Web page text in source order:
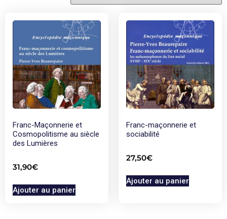
Franc-Maçonnerie et
Cosmopolitisme au siècle
des Lumières
31,90€
Ajouter au panier
Franc-maçonnerie et
sociabilité
27,50€
Ajouter au panier